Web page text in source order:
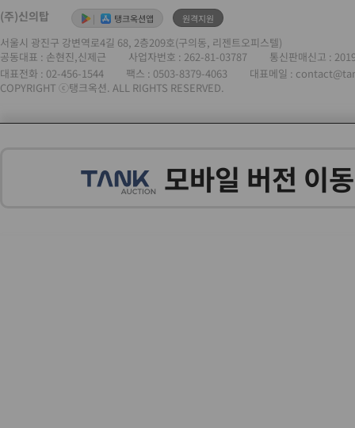
(주)신의탑 | 탱크옥션앱 원격지원
서울시 광진구 강변역로4길 68, 2층209호(구의동, 리젠트오피스텔)
공동대표 : 손현진,신제근
사업자번호 : 262-81-03787
통신판매신고 :
대표전화 : 02-456-1544 팩스 : 0503-8379-4063
대표메일 :
COPYRIGHT ⓒ탱크옥션. ALL RIGHTS RESERVED.
모바일 버전 이동